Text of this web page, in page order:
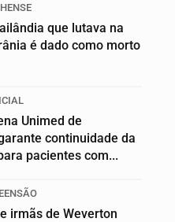
que lutava na
é dado como morto
Unimed de
continuidade da
pacientes com...
irmãs de Weverton